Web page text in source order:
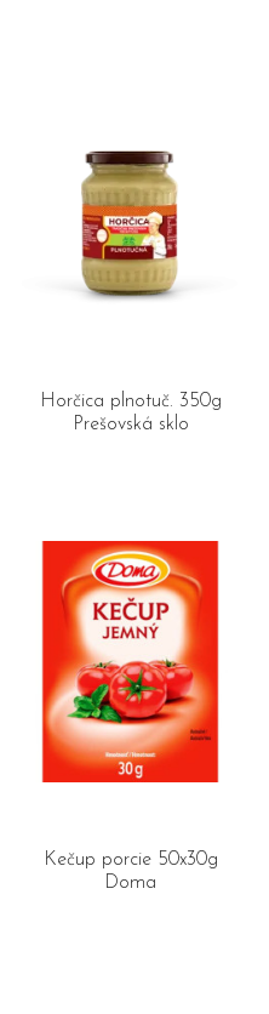
Horčica plnotuč. 350g
Prešovská sklo
Kečup porcie 50x30g
Doma